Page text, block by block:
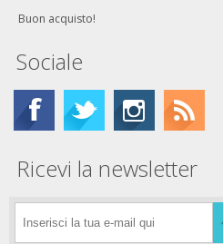
Buon acquisto!
Sociale
Ricevi la newsletter